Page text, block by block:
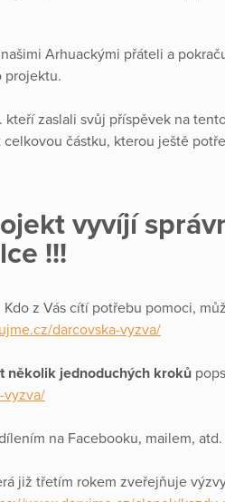
Arhuackými přáteli a
projektu.
kteří zaslali svůj příspěvek na
částku, kterou ještě
vyvíjí
!!!
Kdo z Vás cítí potřebu pomoci,
darcovska-vyzva/
několik jednoduchých kroků
vyzva/
na Facebooku, mailem, atd.
již třetím rokem zveřejňuje